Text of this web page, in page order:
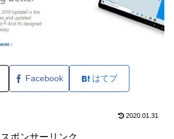
Facebook はてブ
2020.01.31
スポンサーリンク